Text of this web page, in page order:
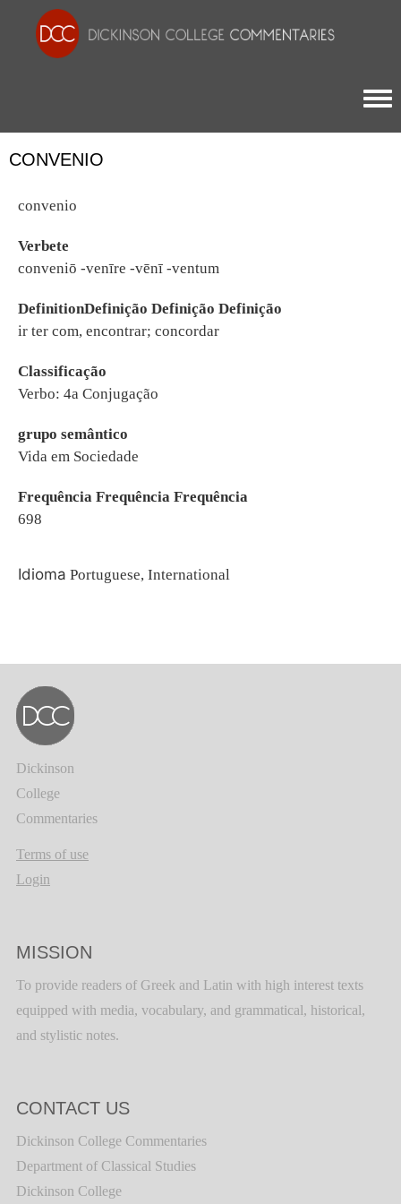
CONVENIO
convenio
Verbete
conveniō -venīre -vēnī -ventum
DefinitionDefinição Definição Definição
ir ter com, encontrar; concordar
Classificação
Verbo: 4a Conjugação
grupo semântico
Vida em Sociedade
Frequência Frequência Frequência
698
Idioma Portuguese, International
Dickinson
College
Commentaries
Terms of use
Login
MISSION
To provide readers of Greek and Latin with high interest texts
equipped with media, vocabulary, and grammatical, historical,
and stylistic notes.
CONTACT US
Dickinson College Commentaries
Department of Classical Studies
Dickinson College